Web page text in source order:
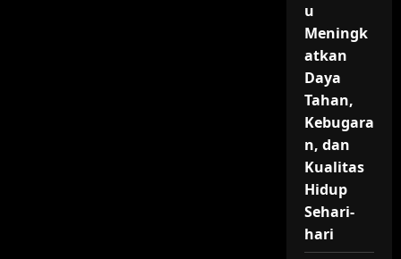
u
Meningk
atkan
Daya
Tahan,
Kebugara
n, dan
Kualitas
Hidup
Sehari-
hari